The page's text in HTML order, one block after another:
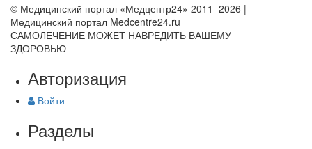
© Медицинский портал «Медцентр24» 2011–2026 |
Медицинский портал Medcentre24.ru
САМОЛЕЧЕНИЕ МОЖЕТ НАВРЕДИТЬ ВАШЕМУ
ЗДОРОВЬЮ
Авторизация
Войти
Разделы